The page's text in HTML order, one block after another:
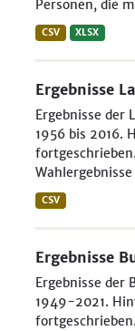
Personen, die
CSV XLSX
Ergebnisse
Ergebnisse der
1956 bis 2016.
CSV
Ergebnisse
Ergebnisse der
1949-2021.